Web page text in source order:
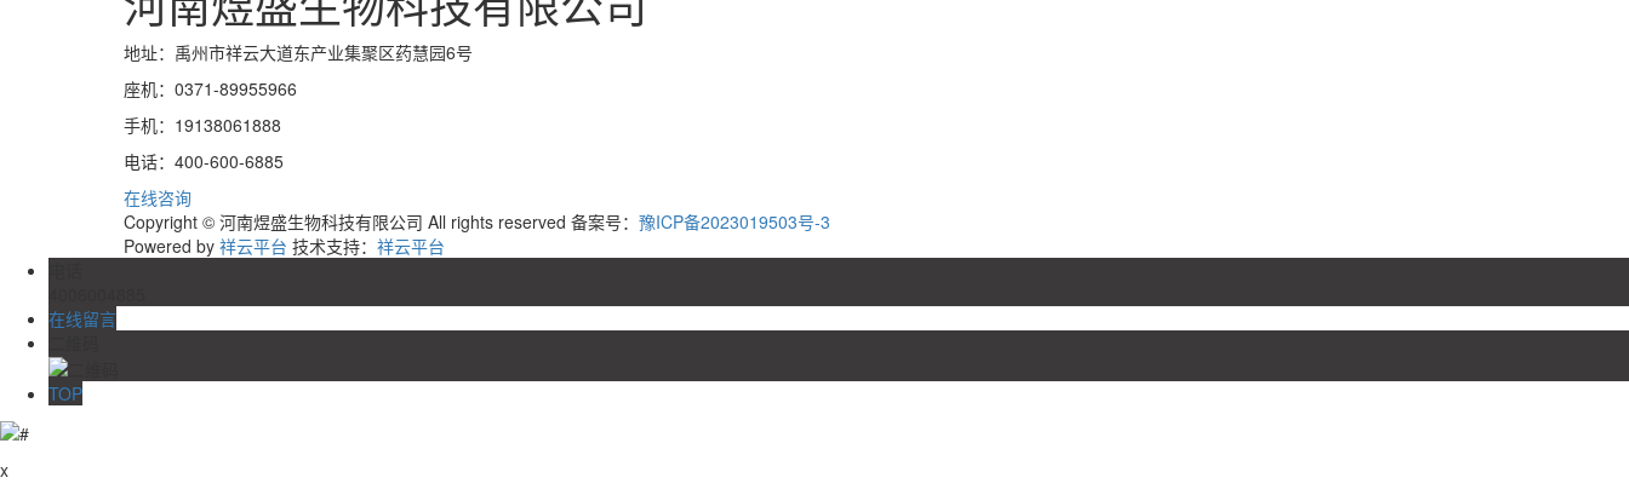
地址：禹州市祥云大道东产业集聚区药慧园6号
座机：0371-89955966
手机：19138061888
电话：400-600-6885
在线咨询
Copyright © 河南煜盛生物科技有限公司 All rights reserved 备案号： 豫ICP备2023019503号-3
Powered by 祥云平台 技术支持： 祥云平台
在线留言
TOP
x